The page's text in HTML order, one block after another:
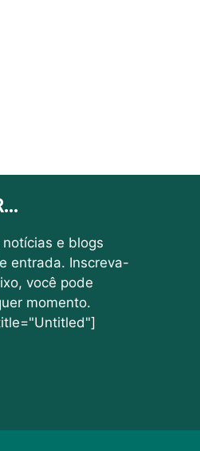
e blogs
entrada. Inscreva-
você pode
momento.